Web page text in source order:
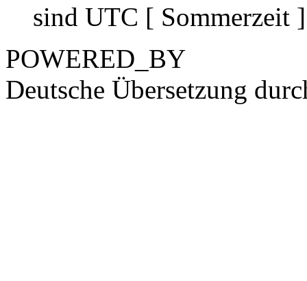
sind UTC [ Sommerzeit ]
POWERED_BY
Deutsche Übersetzung